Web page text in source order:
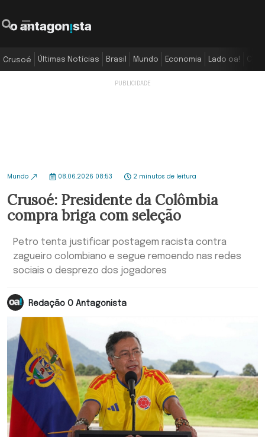
Crusoé Últimas Notícias Brasil Mundo Economia Lado oa!
Mundo 08.06.2026 08:53 2 minutos de leitura
Crusoé: Presidente da Colômbia
compra briga com seleção
Petro tenta justificar postagem racista contra
zagueiro colombiano e segue remoendo nas redes
sociais o desprezo dos jogadores
Redação O Antagonista